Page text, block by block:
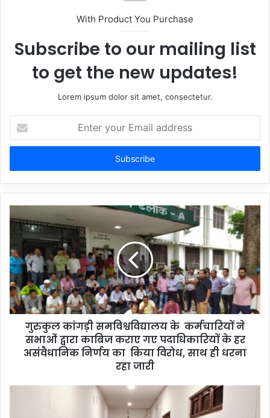
With Product You Purchase
Subscribe to our mailing list
to get the new updates!
Lorem ipsum dolor sit amet, consectetur.
your
Email
गुरुकुल कांगड़ी समविश्वविद्यालय के कर्मचारियों ने
सभाओं द्वारा काबिज कराए गए पदाधिकारियों के हर
असंवैधानिक निर्णय का किया विरोध, साथ ही धरना
रहा जारी